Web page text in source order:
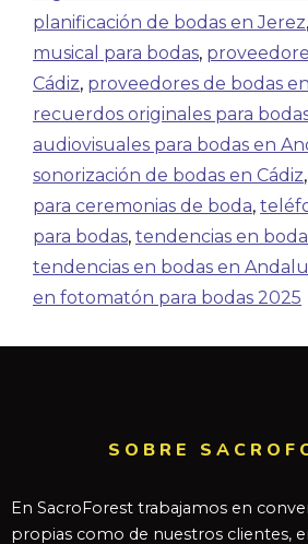
planificación de bodas en Jerez,
musical para bodas,
Cádiz, proveedores de bodas
recuerdos originales para
audiovisuales para bodas en
sonorización de bodas en Cádiz,
para ceremonias de boda,
para bodas, tendencias en
tendencias en bodas en
en fotomatón para bodas 2025
SOBRE
En SacroForest trabajamos en
propias como de nuestros clientes,